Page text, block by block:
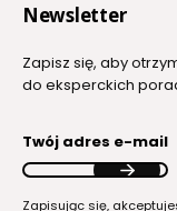
Newsletter
Zapisz się, aby
do eksperckich
Twój adres e-mail
Zapisując się,